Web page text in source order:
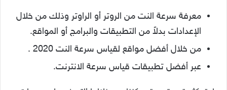
معرفة سرعة النت من الروتر أو الراوتر وذلك من خلال
الإعدادات بدلاً من التطبيقات والبرامج أو المواقع.
من خلال أفضل مواقع لقياس سرعة النت 2020 .
عبر أفضل تطبيقات قياس سرعة الانترنت.